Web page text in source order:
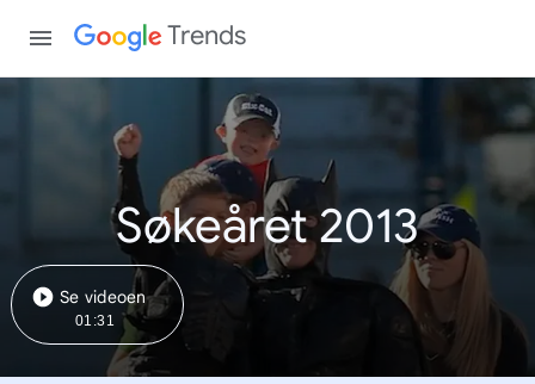
Trends
Søkeåret 2013
Se videoen
01:31